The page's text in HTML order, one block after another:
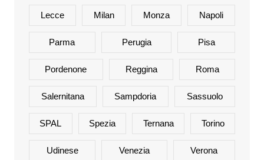
Lecce Milan Monza Napoli
Parma Perugia Pisa
Pordenone Reggina Roma
Salernitana Sampdoria Sassuolo
SPAL Spezia Ternana Torino
Udinese Venezia Verona